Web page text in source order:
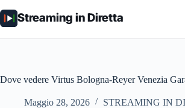
al
contenuto
Streaming in Diretta
Dove vedere Virtus Bologna-Reyer Venezia
Maggio 28, 2026 STREAMING IN